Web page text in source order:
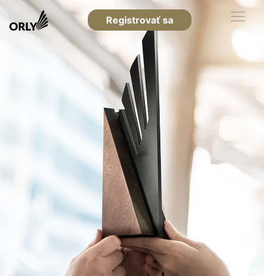
Registrovať sa